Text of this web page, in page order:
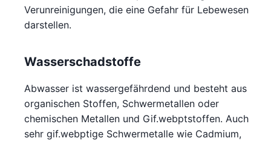
Verunreinigungen, die eine Gefahr für Lebewesen
darstellen.
Wasserschadstoffe
Abwasser ist wassergefährdend und besteht aus
organischen Stoffen, Schwermetallen oder
chemischen Metallen und Gif.webptstoffen. Auch
sehr gif.webptige Schwermetalle wie Cadmium,